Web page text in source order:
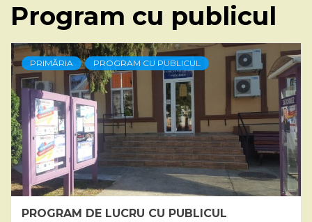
Program cu publicul
PRIMĂRIA PROGRAM CU PUBLICUL
PROGRAM DE LUCRU CU PUBLICUL